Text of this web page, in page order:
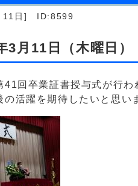
11日] ID:8599
3月11日（木曜日）
41回卒業証書授与式が行
の活躍を期待したいと思い